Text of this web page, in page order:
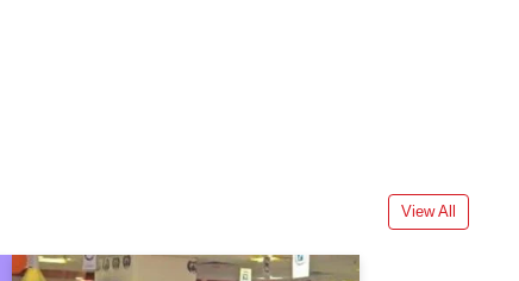
View All